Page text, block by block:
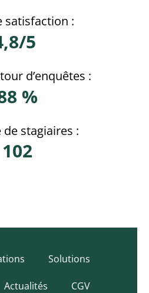
stagiaires :
102
d’enquêtes :
%
satisfaction :
5
Solutions
Actualités CGV